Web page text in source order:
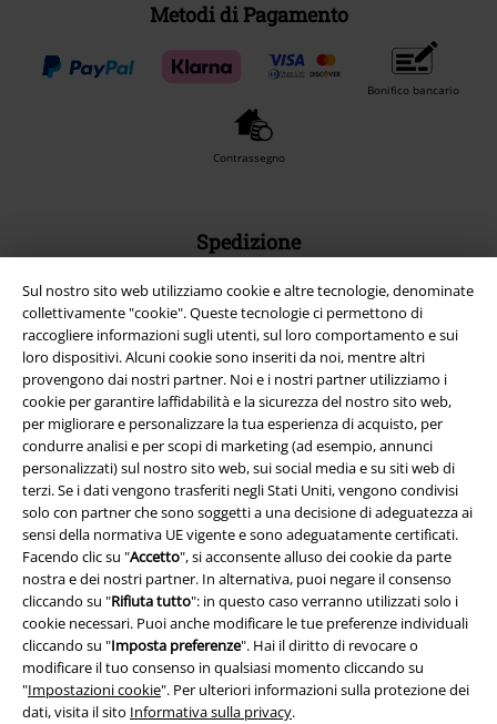
Sul nostro sito web utilizziamo cookie e altre tecnologie, denominate
collettivamente "cookie". Queste tecnologie ci permettono di
raccogliere informazioni sugli utenti, sul loro comportamento e sui
loro dispositivi. Alcuni cookie sono inseriti da noi, mentre altri
provengono dai nostri partner. Noi e i nostri partner utilizziamo i
cookie per garantire laffidabilità e la sicurezza del nostro sito web,
per migliorare e personalizzare la tua esperienza di acquisto, per
condurre analisi e per scopi di marketing (ad esempio, annunci
personalizzati) sul nostro sito web, sui social media e su siti web di
terzi. Se i dati vengono trasferiti negli Stati Uniti, vengono condivisi
solo con partner che sono soggetti a una decisione di adeguatezza ai
sensi della normativa UE vigente e sono adeguatamente certificati.
Facendo clic su "Accetto", si acconsente alluso dei cookie da parte
nostra e dei nostri partner. In alternativa, puoi negare il consenso
cliccando su "Rifiuta tutto": in questo caso verranno utilizzati solo i
cookie necessari. Puoi anche modificare le tue preferenze individuali
cliccando su "Imposta preferenze". Hai il diritto di revocare o
modificare il tuo consenso in qualsiasi momento cliccando su
"Impostazioni cookie". Per ulteriori informazioni sulla protezione dei
dati, visita il sito Informativa sulla privacy.
Metodi di Pagamento
Bonifico bancario
Contrassegno
Spedizione
App EMP
Scarica la nuova app di EMP!
A Warner Music Group Company